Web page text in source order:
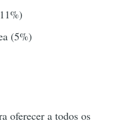
(5%)
oferecer a todos os